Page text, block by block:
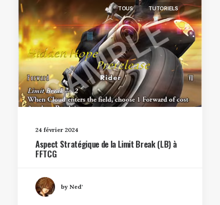
TOUS TUTORIELS
24 février 2024
Aspect Stratégique de la Limit Break (LB) à
FFTCG
by Ned'